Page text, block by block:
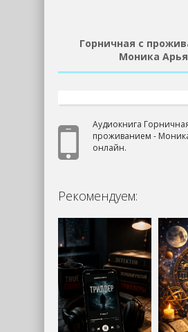
Горничная с
Моника Арья
Аудиокнига
проживанием -
онлайн.
Рекомендуем: